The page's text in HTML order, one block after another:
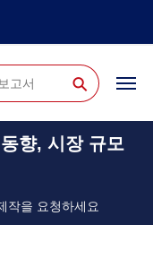
⚲
향, 시장 규모
작을 요청하세요